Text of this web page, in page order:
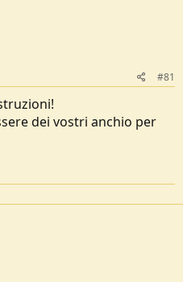
#81
dei vostri anchio per